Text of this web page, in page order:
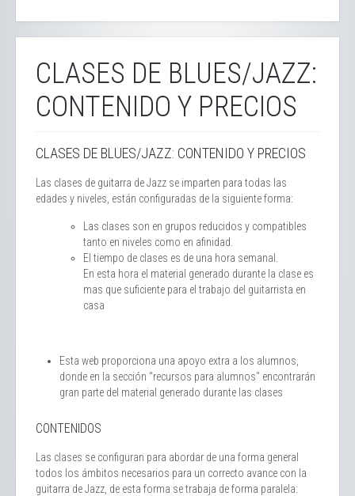
CLASES DE BLUES/JAZZ:
CONTENIDO Y PRECIOS
CLASES DE BLUES/JAZZ: CONTENIDO Y PRECIOS
Las clases de guitarra de Jazz se imparten para todas las
edades y niveles, están configuradas de la siguiente forma:
Las clases son en grupos reducidos y compatibles
tanto en niveles como en afinidad.
El tiempo de clases es de una hora semanal.
En esta hora el material generado durante la clase es
mas que suficiente para el trabajo del guitarrista en
casa
Esta web proporciona una apoyo extra a los alumnos,
donde en la sección "recursos para alumnos" encontrarán
gran parte del material generado durante las clases
CONTENIDOS
Las clases se configuran para abordar de una forma general
todos los ámbitos necesarios para un correcto avance con la
guitarra de Jazz, de esta forma se trabaja de forma paralela: